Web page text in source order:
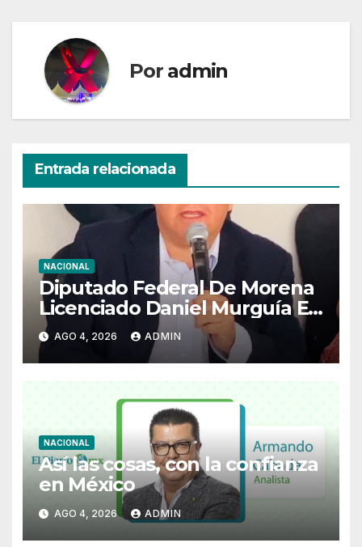
Por admin
Entrada relacionada
NACIONAL
Diputado Federal De Morena
Licenciado Daniel Murguía En
Comisión En La Cámara De
Diputados
AGO 4, 2026 ADMIN
NACIONAL
Así las cosas, con la confianza
en México
AGO 4, 2026 ADMIN